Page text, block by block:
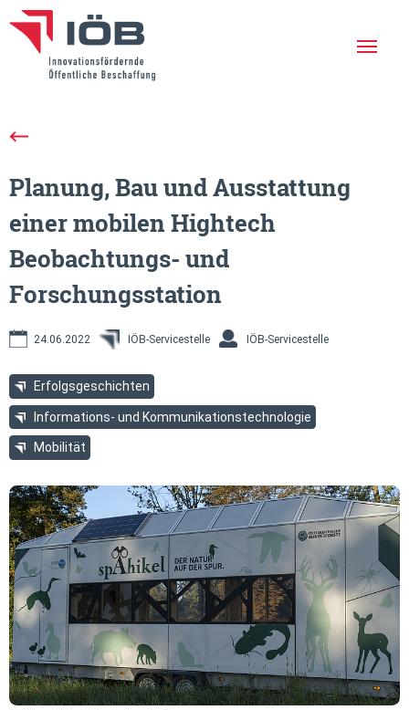
Erfolgreiche Projekte
Aktuelles
Netzwerk
Veranstaltungen
Newsletter
Planung, Bau und Ausstattung
einer mobilen Hightech
Beobachtungs- und
Forschungsstation
24.06.2022 IÖB-Servicestelle IÖB-Servicestelle
Erfolgsgeschichten
Informations- und Kommunikationstechnologie
Mobilität